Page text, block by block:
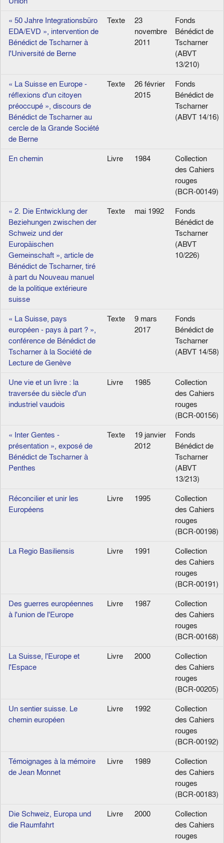
« 50 Jahre Integrationsbüro
EDA/EVD », intervention de
Bénédict de Tscharner à
l'Université de Berne
Texte
23
novembre
2011
Fonds
Bénédict de
Tscharner
(ABVT
13/210)
« La Suisse en Europe -
réflexions d'un citoyen
préoccupé », discours de
Bénédict de Tscharner au
cercle de la Grande Société
de Berne
Texte
26 février
2015
Fonds
Bénédict de
Tscharner
(ABVT 14/16)
En chemin Livre 1984
Collection
des Cahiers
rouges
(BCR-00149)
« 2. Die Entwicklung der
Beziehungen zwischen der
Schweiz und der
Europäischen
Gemeinschaft », article de
Bénédict de Tscharner, tiré
à part du Nouveau manuel
de la politique extérieure
suisse
Texte mai 1992
Fonds
Bénédict de
Tscharner
(ABVT
10/226)
« La Suisse, pays
européen - pays à part ? »,
conférence de Bénédict de
Tscharner à la Société de
Lecture de Genève
Texte
9 mars
2017
Fonds
Bénédict de
Tscharner
(ABVT 14/58)
Une vie et un livre : la
traversée du siècle d'un
industriel vaudois
Livre 1985
Collection
des Cahiers
rouges
(BCR-00156)
« Inter Gentes -
présentation », exposé de
Bénédict de Tscharner à
Penthes
Texte
19 janvier
2012
Fonds
Bénédict de
Tscharner
(ABVT
13/213)
Réconcilier et unir les
Européens
Livre 1995
Collection
des Cahiers
rouges
(BCR-00198)
La Regio Basiliensis
Livre 1991
Collection
des Cahiers
rouges
(BCR-00191)
Des guerres européennes
à l'union de l'Europe
Livre 1987
Collection
des Cahiers
rouges
(BCR-00168)
La Suisse, l'Europe et
l'Espace
Livre 2000
Collection
des Cahiers
rouges
(BCR-00205)
Un sentier suisse. Le
chemin européen
Livre 1992
Collection
des Cahiers
rouges
(BCR-00192)
Témoignages à la mémoire
de Jean Monnet
Livre 1989
Collection
des Cahiers
rouges
(BCR-00183)
Die Schweiz, Europa und
die Raumfahrt
Livre 2000
Collection
des Cahiers
rouges